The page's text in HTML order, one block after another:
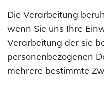
Die Verarbeitung
wenn Sie uns Ihre
Verarbeitung der sie
personenbezogenen
mehrere bestimmte